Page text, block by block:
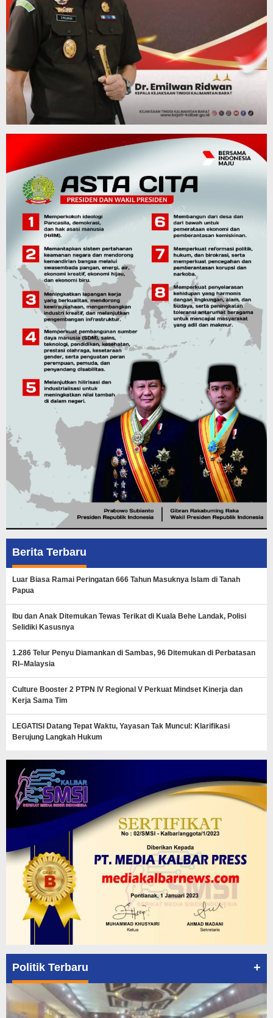
Berita Terbaru
Luar Biasa Ramai Peringatan 666 Tahun Masuknya Islam di Tanah
Papua
Ibu dan Anak Ditemukan Tewas Terikat di Kuala Behe Landak, Polisi
Selidiki Kasusnya
1.286 Telur Penyu Diamankan di Sambas, 96 Ditemukan di Perbatasan
RI–Malaysia
Culture Booster 2 PTPN IV Regional V Perkuat Mindset Kinerja dan
Kerja Sama Tim
LEGATISI Datang Tepat Waktu, Yayasan Tak Muncul: Klarifikasi
Berujung Langkah Hukum
Politik Terbaru +